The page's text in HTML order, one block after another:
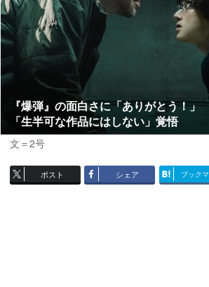
『爆弾』の面白さに「ありがとう！
「生半可な作品にはしない」覚悟
文＝2号
ポスト シェア ブック